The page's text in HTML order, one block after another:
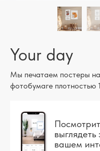
Your day
Мы печатаем постеры
фотобумаге плотностью
вашем